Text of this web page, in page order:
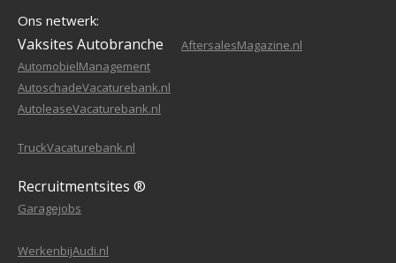
Ons netwerk:
Vaksites Autobranche
AftersalesMagazine.nl
AutomobielManagement
AutoschadeVacaturebank.nl
AutoleaseVacaturebank.nl
TruckVacaturebank.nl
Recruitmentsites ®
Garagejobs
WerkenbijAudi.nl